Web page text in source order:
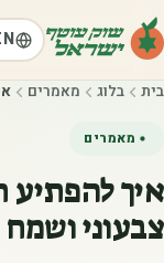
בית בלוג מאמרים
מאמרים
איך להפתיע
צבעוני ושמח